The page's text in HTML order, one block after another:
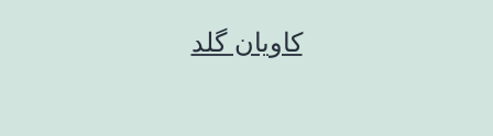
کاویان گلد